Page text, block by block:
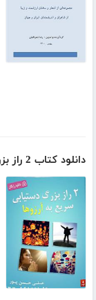
دانلود کتاب 2 راز بزرگ دستیابی سریع به آرزوها